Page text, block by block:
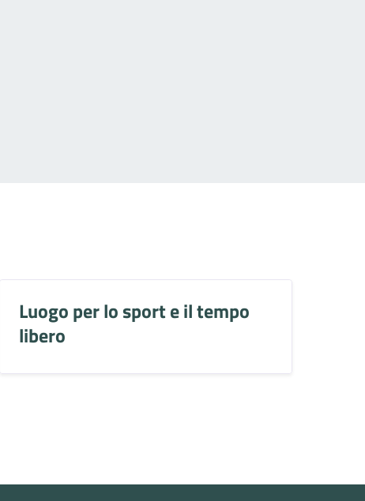
Luogo per lo sport e il tempo
libero